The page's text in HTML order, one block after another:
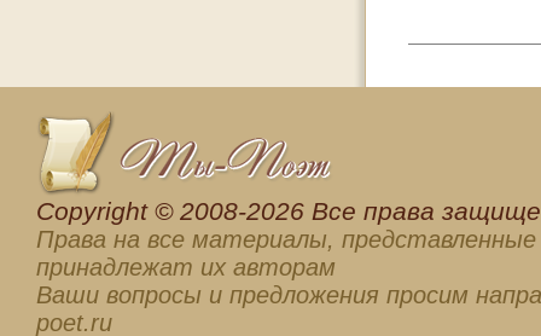
Сopyright © 2008-2026 Все права
Права на все материалы, представленные
принадлежат их авторам
Ваши вопросы и предложения просим
poet.ru